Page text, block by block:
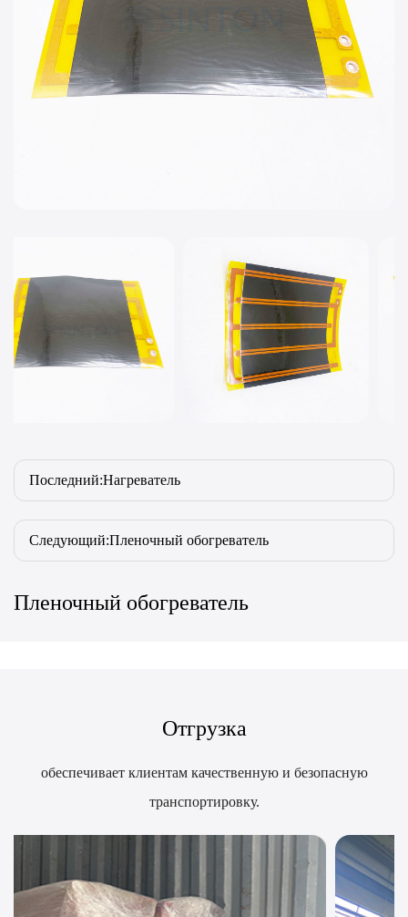
Последний:Нагреватель
Следующий:Пленочный обогреватель
Пленочный обогреватель
Отгрузка
обеспечивает клиентам качественную и безопасную
транспортировку.